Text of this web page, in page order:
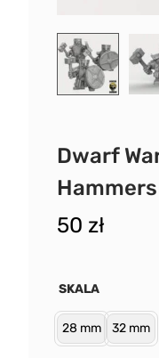
Dwarf
50 zł
SKALA
28 mm 32 mm